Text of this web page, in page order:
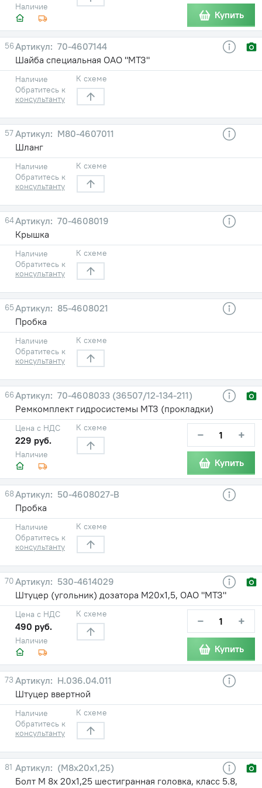
Наличие
Купить
56
70-4607144
Шайба специальная ОАО "МТЗ"
Наличие
Обратитесь к
консультанту
К схеме
57
М80-4607011
Шланг
Наличие
Обратитесь к
консультанту
К схеме
64
70-4608019
Крышка
Наличие
Обратитесь к
консультанту
К схеме
65
85-4608021
Пробка
Наличие
Обратитесь к
консультанту
К схеме
66
70-4608033 (36507/12-134-211)
Ремкомплект гидросистемы МТЗ (прокладки)
Наличие
Цена с НДС
229 руб.
К схеме − +
Купить
68
50-4608027-В
Пробка
Наличие
Обратитесь к
консультанту
К схеме
70
530-4614029
Штуцер (угольник) дозатора М20х1,5, ОАО "МТЗ"
Наличие
Цена с НДС
490 руб.
К схеме − +
Купить
73
Н.036.04.011
Штуцер ввертной
Наличие
Обратитесь к
консультанту
К схеме
81
(М8х20х1,25)
Болт М 8х 20х1,25 шестигранная головка, класс 5.8,